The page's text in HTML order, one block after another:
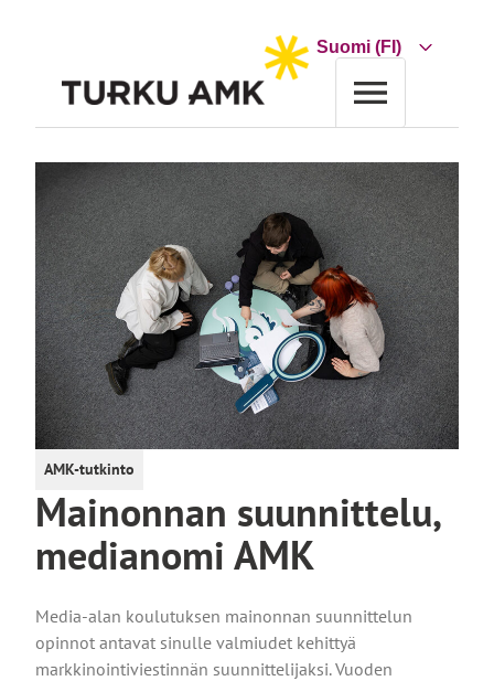
Choose
AMK-tutkinto
Mainonnan suunnittelu,
medianomi AMK
Media-alan koulutuksen mainonnan suunnittelun
opinnot antavat sinulle valmiudet kehittyä
markkinointiviestinnän suunnittelijaksi. Vuoden